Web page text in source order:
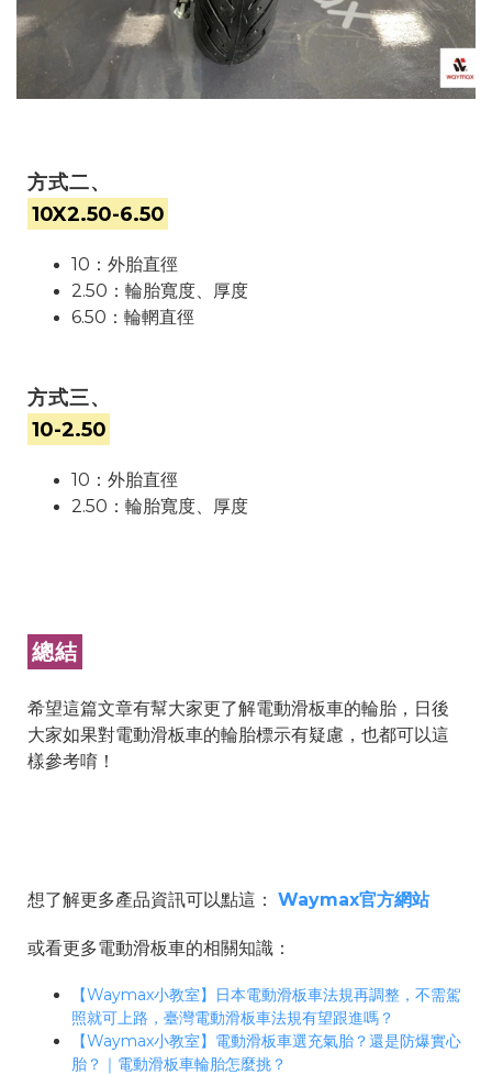
方式二、
10X2.50-6.50
10：外胎直徑
2.50：輪胎寬度、厚度
6.50：輪輞直徑
方式三、
10-2.50
10：外胎直徑
2.50：輪胎寬度、厚度
總結
希望這篇文章有幫大家更了解電動滑板車的輪胎，日後
大家如果對電動滑板車的輪胎標示有疑慮，也都可以這
樣參考唷！
想了解更多產品資訊可以點這： Waymax官方網站
或看更多電動滑板車的相關知識：
【Waymax小教室】日本電動滑板車法規再調整，不需駕
照就可上路，臺灣電動滑板車法規有望跟進嗎？
【Waymax小教室】電動滑板車選充氣胎？還是防爆實心
胎？｜電動滑板車輪胎怎麼挑？